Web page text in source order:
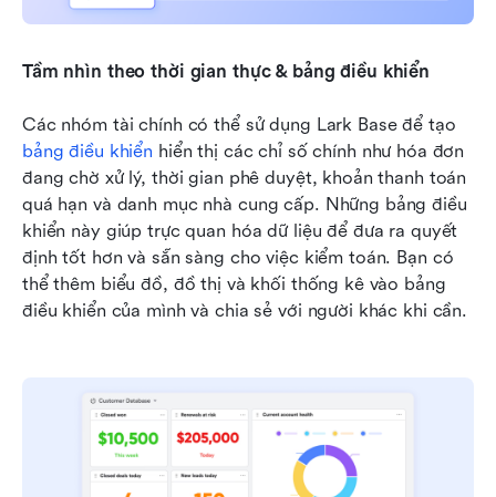
Tầm nhìn theo thời gian thực & bảng điều khiển
bảng điều khiển hiển thị các chỉ số chính như hóa đơn
đang chờ xử lý, thời gian phê duyệt, khoản thanh toán
quá hạn và danh mục nhà cung cấp. Những bảng điều
khiển này giúp trực quan hóa dữ liệu để đưa ra quyết
định tốt hơn và sẵn sàng cho việc kiểm toán. Bạn có
thể thêm biểu đồ, đồ thị và khối thống kê vào bảng
điều khiển của mình và chia sẻ với người khác khi cần.